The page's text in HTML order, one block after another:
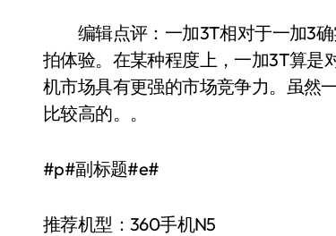
编辑点评：一加3T相对于一加3确
拍体验。在某种程度上，一加3T算
机市场具有更强的市场竞争力。虽然
比较高的。。
#p#副标题#e#
推荐机型：360手机N5